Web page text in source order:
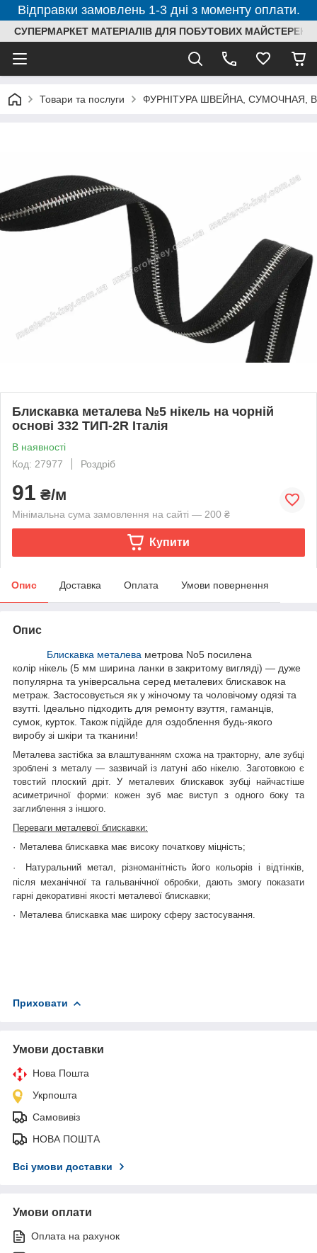
Відправки замовлень 1-3 дні з моменту оплати.
СУПЕРМАРКЕТ МАТЕРІАЛІВ ДЛЯ ПОБУТОВИХ МАЙСТЕРЕНЬ
Товари та послуги ФУРНІТУРА ШВЕЙНА, СУМОЧНАЯ,
Блискавка металева №5 нікель на чорній
основі 332 ТИП-2R Італія
В наявності
Код: 27977
Роздріб
91 ₴/м
Мінімальна сума замовлення на сайті — 200 ₴
Купити
Опис Доставка Оплата Умови повернення
Опис
Блискавка металева метрова No5 посилена
колір нікель (5 мм ширина ланки в закритому вигляді) — дуже
популярна та універсальна серед металевих блискавок на
метраж. Застосовується як у жіночому та чоловічому одязі та
взутті. Ідеально підходить для ремонту взуття, гаманців,
сумок, курток. Також підійде для оздоблення будь-якого
виробу зі шкіри та тканини!
Металева застібка за влаштуванням схожа на тракторну, але зубці
зроблені з металу — зазвичай із латуні або нікелю. Заготовкою є
товстий плоский дріт. У металевих блискавок зубці найчастіше
асиметричної форми: кожен зуб має виступ з одного боку та
заглиблення з іншого.
Переваги металевої блискавки:
· Металева блискавка має високу початкову міцність;
·
Натуральний метал, різноманітність його кольорів і відтінків,
після механічної та гальванічної обробки, дають змогу показати
гарні декоративні якості металевої блискавки;
· Металева блискавка має широку сферу застосування.
Приховати
Умови доставки
Нова Пошта
Укрпошта
Самовивіз
НОВА ПОШТА
Всі умови доставки
Умови оплати
Оплата на рахунок